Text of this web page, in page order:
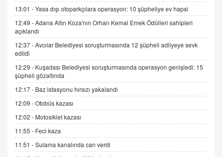
İNCİ GÜL AKÖL
06.07.2026 13:00
ADEM AKÖL
Esed Destekçilerinin Yüzüne Vurulan Şamar:
Sednaya
11.12.2024 12:30
DR. EKREM ASLAN
Gerçek Ne, Algı Ne? "Beraber Yürüyoruz"
Cümlesinin Peşinden
19.07.2025 12:45
13:01 -Yasa dışı otoparkçılara operasyon: 10 şüpheliye ev hapsi
12:49 -Adana Altın Koza'nın Orhan Kemal Emek Ödülleri sahipleri
açıklandı
12:37 -Avcılar Belediyesi soruşturmasında 12 şüpheli adliyeye sevk
edildi
12:29 - Kuşadası Belediyesi soruşturmasında operasyon genişledi: 15
şüpheli gözaltında
12:17 - Baz istasyonu hırsızı yakalandı
12:09 -Otobüs kazası
12:02 - Motosiklet kazası
11:55 - Feci kaza
11:51 -Sulama kanalında can verdi